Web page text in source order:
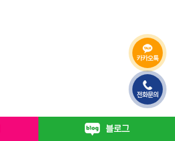
카카오톡
전화문의
블로그